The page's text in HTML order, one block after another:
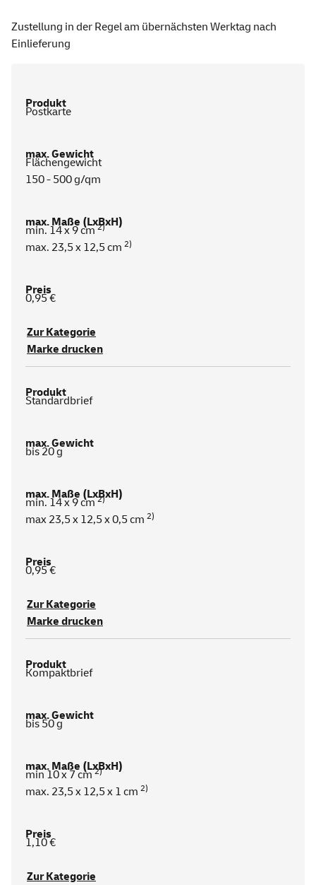
Zustellung in der Regel am übernächsten Werktag nach
Einlieferung
Postkarte
Flächengewicht
150 - 500 g/qm
min. 14 x 9 cm2)
max. 23,5 x 12,5 cm 2)
0,95 €
Zur Kategorie
Marke drucken
Standardbrief
bis 20 g
min. 14 x 9 cm2)
max 23,5 x 12,5 x 0,5 cm 2)
0,95 €
Zur Kategorie
Marke drucken
Kompaktbrief
bis 50 g
min 10 x 7 cm2)
max. 23,5 x 12,5 x 1 cm 2)
1,10 €
Zur Kategorie